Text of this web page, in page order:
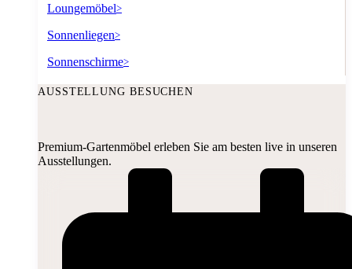
Loungemöbel>
Sonnenliegen>
Sonnenschirme>
AUSSTELLUNG BESUCHEN
Premium-Gartenmöbel erleben Sie am besten live in unseren
Ausstellungen.